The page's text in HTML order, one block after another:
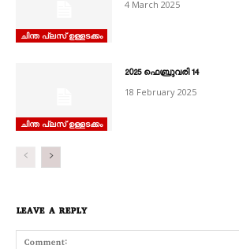
ചിന്ത പ്ലസ് ഉള്ളടക്കം
4 March 2025
ചിന്ത പ്ലസ് ഉള്ളടക്കം
2025 ഫെബ്രുവരി 14
18 February 2025
LEAVE A REPLY